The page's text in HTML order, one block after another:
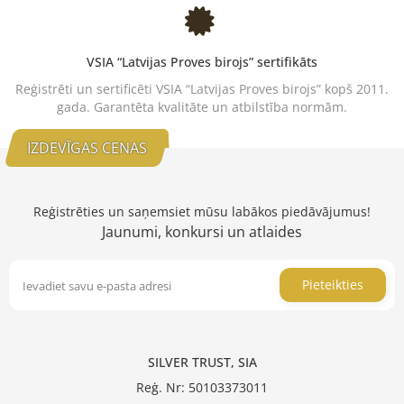
VSIA “Latvijas Proves birojs” sertifikāts
Reģistrēti un sertificēti VSIA “Latvijas Proves birojs” kopš 2011.
gada. Garantēta kvalitāte un atbilstība normām.
IZDEVĪGAS CENAS
Reģistrēties un saņemsiet mūsu labākos piedāvājumus!
Jaunumi, konkursi un atlaides
Pieteikties
SILVER TRUST, SIA
Reģ. Nr: 50103373011